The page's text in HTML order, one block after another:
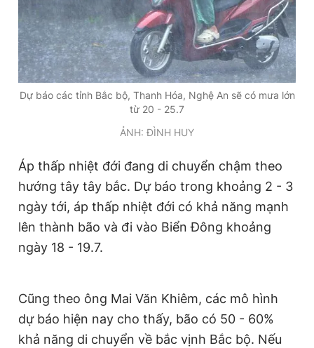
Theo dõi báo trên
Hotline
0906 645 777
Liên hệ quảng cáo
0908 780 404
Tổng biên tập: Nguyễn Ngọc Toàn
Phó tổng biên tập thường trực: Hải Thành
Phó tổng biên tập: Lâm Hiếu Dũng
Phó tổng biên tập: Trần Việt Hưng
Tổng thư ký tòa soạn: Đức Trung
Giấy phép xuất bản số 110/GP - BTTTT cấp ngày 24.3.2020
© 2003-2026 Bản quyền thuộc về Báo Thanh Niên. Cấm sao
Dự báo các tỉnh Bắc bộ, Thanh Hóa, Nghệ An sẽ có mưa lớn
từ 20 - 25.7
ẢNH: ĐÌNH HUY
Áp thấp nhiệt đới đang di chuyển chậm theo
hướng tây tây bắc. Dự báo trong khoảng 2 - 3
ngày tới, áp thấp nhiệt đới có khả năng mạnh
lên thành bão và đi vào Biển Đông khoảng
ngày 18 - 19.7.
Cũng theo ông Mai Văn Khiêm, các mô hình
dự báo hiện nay cho thấy, bão có 50 - 60%
khả năng di chuyển về bắc vịnh Bắc bộ. Nếu